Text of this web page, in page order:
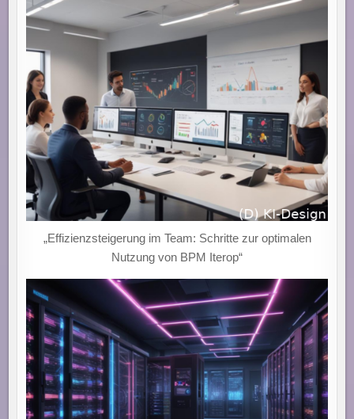
„Effizienzsteigerung im Team: Schritte zur optimalen
Nutzung von BPM Iterop“